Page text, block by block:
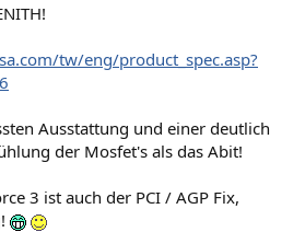
tw/eng/product_spec.asp?
Ausstattung und einer deutlich
der Mosfet's als das Abit!
3 ist auch der PCI / AGP Fix,